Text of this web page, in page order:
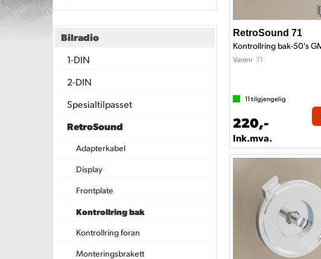
Bilradio
1-DIN
2-DIN
Spesialtilpasset
RetroSound
Adapterkabel
Display
Frontplate
Kontrollring bak
Kontrollring foran
Monteringsbrakett
RetroSound 71
Varenr 71
11tilgjengelig
220,-
Ink.mva.